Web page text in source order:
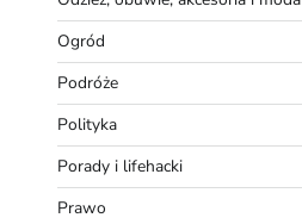
Ogród
Podróże
Polityka
Porady i lifehacki
Prawo